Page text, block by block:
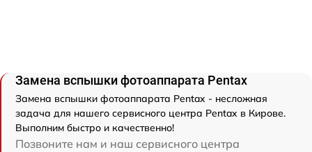
Замена вспышки фотоаппарата Pentax
Замена вспышки фотоаппарата Pentax - несложная
задача для нашего сервисного центра Pentax в Кирове.
Выполним быстро и качественно!
Позвоните нам и наш сервисного центра